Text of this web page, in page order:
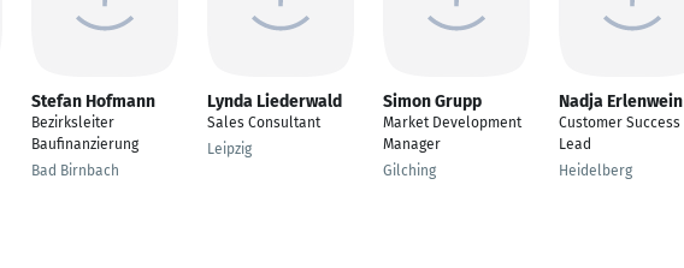
Stefan Hofmann
Bezirksleiter
Baufinanzierung
Bad Birnbach
Lynda Liederwald
Sales Consultant
Leipzig
Simon Grupp
Market Development
Manager
Gilching
Nadja Erlenwein
Customer Success
Lead
Heidelberg